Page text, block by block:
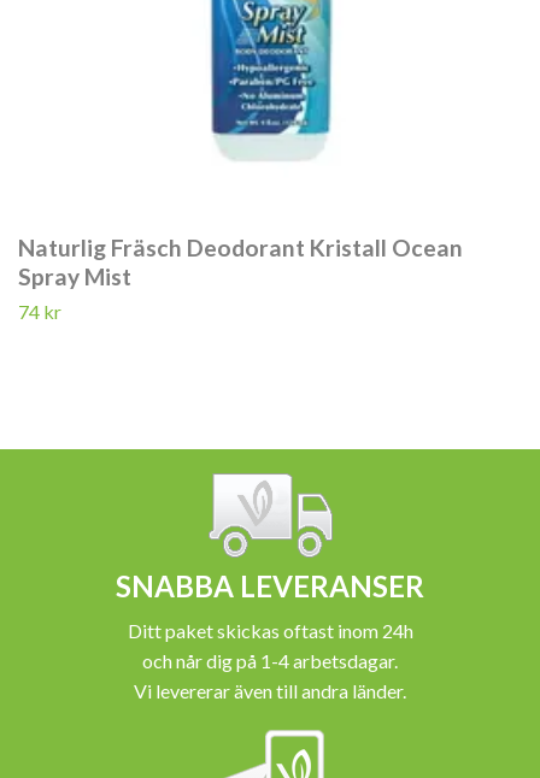
Naturlig Fräsch Deodorant Kristall Ocean
Spray Mist
74 kr
SNABBA LEVERANSER
Ditt paket skickas oftast inom 24h
och når dig på 1-4 arbetsdagar.
Vi levererar även till andra länder.